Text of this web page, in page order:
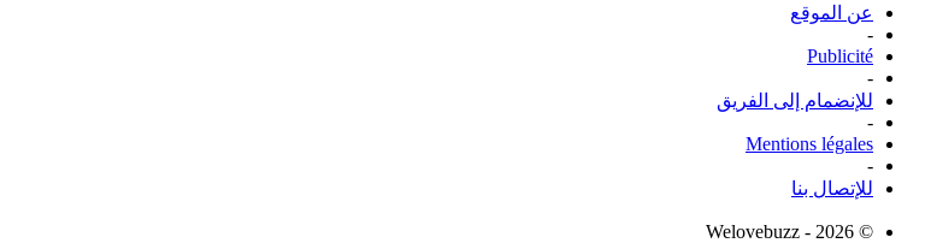
عن الموقع
-
Publicité
-
للإنضمام إلى الفريق
-
Mentions légales
-
للإتصال بنا
© Welovebuzz - 2026